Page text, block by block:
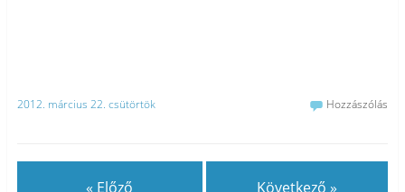
2012. március 22. csütörtök Hozzászólás
« Előző Következő »